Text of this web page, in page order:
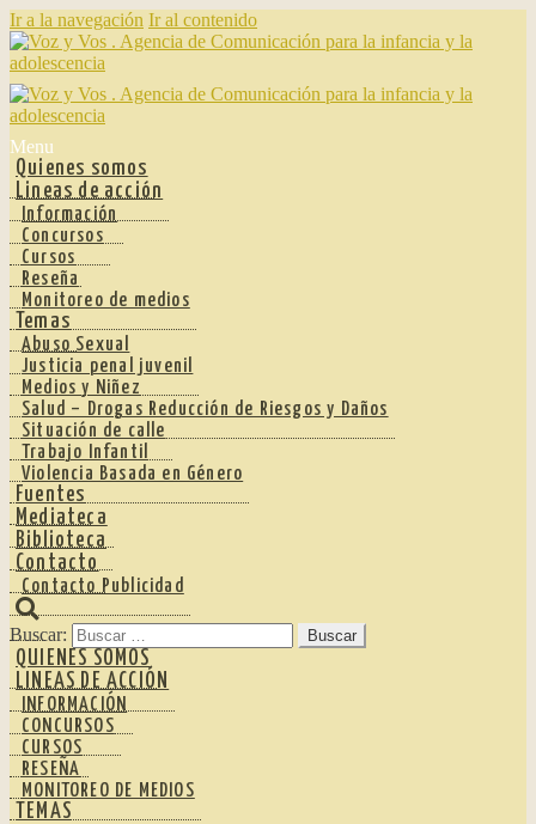
Ir a la navegación Ir al contenido
Menu
Quienes somos
Lineas de acción
Información
Concursos
Cursos
Reseña
Monitoreo de medios
Temas
Abuso Sexual
Justicia penal juvenil
Medios y Niñez
Salud – Drogas Reducción de Riesgos y Daños
Situación de calle
Trabajo Infantil
Violencia Basada en Género
Fuentes
Mediateca
Biblioteca
Contacto
Contacto Publicidad
Buscar:
QUIENES SOMOS
LINEAS DE ACCIÓN
INFORMACIÓN
CONCURSOS
CURSOS
RESEÑA
MONITOREO DE MEDIOS
TEMAS